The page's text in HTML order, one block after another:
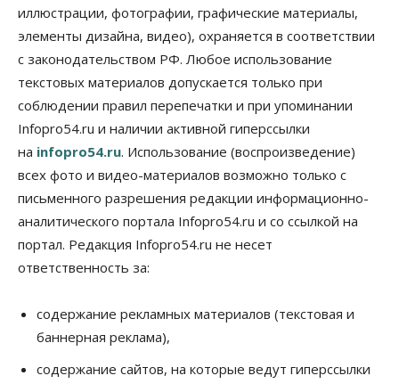
Общество
Синоптики рассказали о погоде в Новосибирске
на выходных
07 Августа 2026, 12:00
Жители Новосибирска смогут добровольно
повысить свою пенсию
07 Августа 2026, 11:30
Общество
Деньгами будут распоряжаться дети: в десяти
школах Новосибирской области введут
инициативное бюджетирование
07 Августа 2026, 11:00
заключили под стражу
07 Августа 2026, 10:15
Общество
иллюстрации, фотографии, графические материалы,
элементы дизайна, видео), охраняется в соответствии
с законодательством РФ. Любое использование
текстовых материалов допускается только при
соблюдении правил перепечатки и при упоминании
Infopro54.ru и наличии активной гиперссылки
на infopro54.ru. Использование (воспроизведение)
всех фото и видео-материалов возможно только с
письменного разрешения редакции информационно-
аналитического портала Infopro54.ru и со ссылкой на
портал. Редакция Infopro54.ru не несет
ответственность за:
содержание рекламных материалов (текстовая и
баннерная реклама),
содержание сайтов, на которые ведут гиперссылки